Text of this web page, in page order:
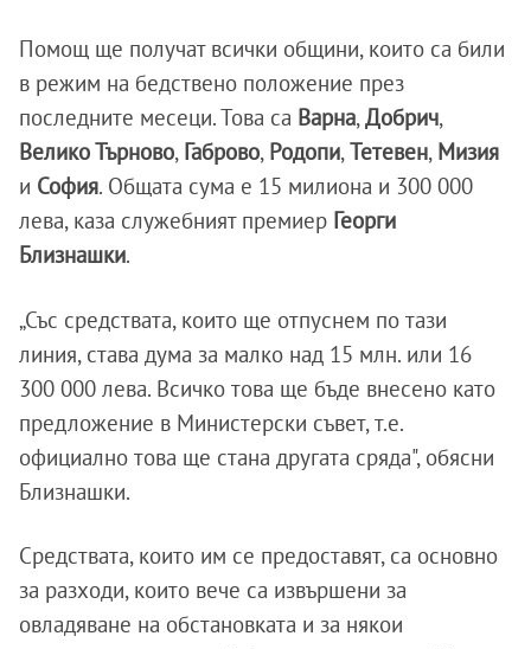
Помощ ще получат всички общини, които са били
в режим на бедствено положение през
последните месеци. Това са Варна,Добрич,
Велико Търново, Габрово, Родопи,Тетевен, Мизия
и София. Общата сума е 15 милиона и 300 000
лева, каза служебният премиер Георги
Близнашки.
„Със средствата, които ще отпуснем по тази
линия, става дума за малко над 15 млн. или 16
300 000 лева. Всичко това ще бъде внесено като
предложение в Министерски съвет, т.е.
официално това ще стана другата сряда", обясни
Близнашки.
Средствата, които им се предоставят, са основно
за разходи, които вече са извършени за
овладяване на обстановката и за някои